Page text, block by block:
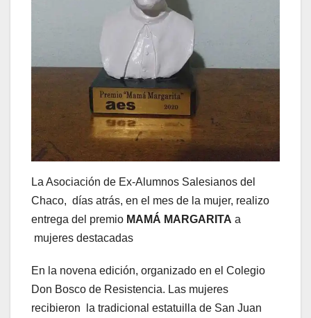
La Asociación de Ex-Alumnos Salesianos del
Chaco, días atrás, en el mes de la mujer, realizo
entrega del premio MAMÁ MARGARITA a
mujeres destacadas
En la novena edición, organizado en el Colegio
Don Bosco de Resistencia. Las mujeres
recibieron la tradicional estatuilla de San Juan